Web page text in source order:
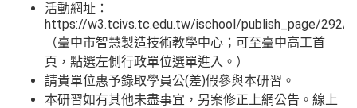
活動網址：
https://w3.tcivs.tc.edu.tw/ischool/publish_page/292/
（臺中市智慧製造技術教學中心；可至臺中高工首
頁，點選左側行政單位選單進入。）
請貴單位惠予錄取學員公(差)假參與本研習。
本研習如有其他未盡事宜，另案修正上網公告。線上